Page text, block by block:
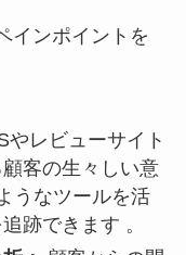
インポイントを
やレビューサイト
客の生々しい意
うなツールを活
跡できます 。